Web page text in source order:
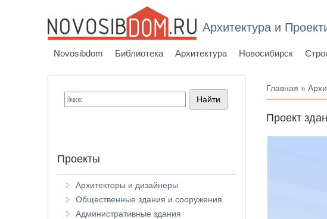
Архитектура и
Novosibdom Библиотека Архитектура Новосибирск
Вы здесь
Главная »
Проект
Проекты
Архитекторы и дизайнеры
Общественные здания и сооружения
Административные здания